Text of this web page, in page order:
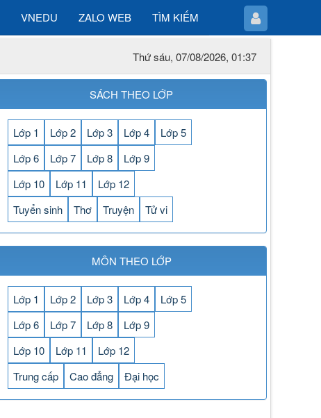
VNEDU ZALO WEB TÌM KIẾM
Thứ sáu, 07/08/2026, 01:37
SÁCH THEO LỚP
Lớp 1 Lớp 2 Lớp 3 Lớp 4
Lớp 5
Lớp 6
Lớp 7 Lớp 8
Lớp 9
Lớp 10
Lớp 11
Lớp 12
Tuyển sinh
Thơ Truyện Tử vi
MÔN THEO LỚP
Lớp 1 Lớp 2 Lớp 3 Lớp 4
Lớp 5
Lớp 6
Lớp 7 Lớp 8
Lớp 9
Lớp 10
Lớp 11
Lớp 12
Trung cấp
Cao đẳng Đại học